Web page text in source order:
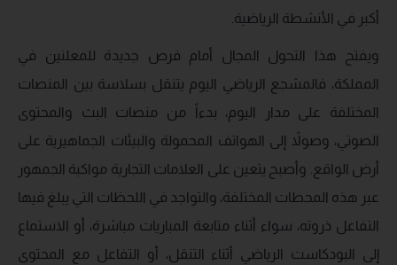
أكبر في الأنشطة الرياضية.
ويفتح هذا التحول المجال أمام فرص جديدة للمعلنين في
المملكة، فالمشجع الرياضي اليوم يتنقل بسلاسة بين المنصات
المختلفة على مدار اليوم، بدءاً من منصات البث والمحتوى
الصوتي، وصولاً إلى الهواتف المحمولة والبيئات الجماهيرية على
أرض الواقع. وأصبح يتعين على العلامات التجارية مواكبة الجمهور
عبر هذه المحطات المختلفة، والتواجد في اللحظات التي يبلغ فيها
التفاعل ذروته، سواء أثناء متابعة المباريات مباشرة، أو الاستماع
إلى البودكاست الرياضي أثناء التنقل، أو التفاعل مع المحتوى